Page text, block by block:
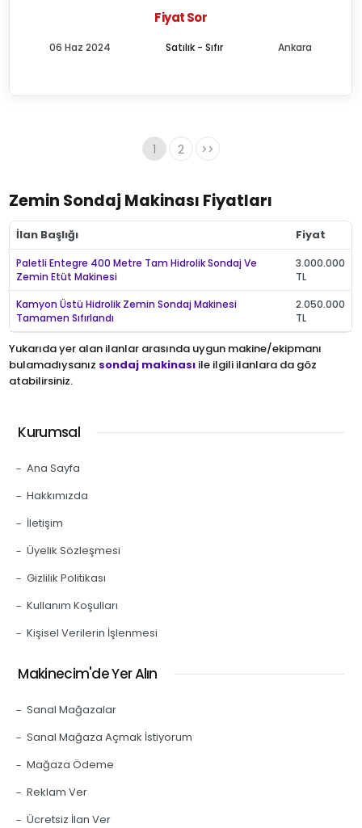
Fiyat Sor
Satılık - Sıfır
06 Haz 2024 Ankara
1 2 >>
Zemin Sondaj Makinası Fiyatları
İlan Başlığı Fiyat
Paletli Entegre 400 Metre Tam Hidrolik Sondaj Ve
Zemin Etüt Makinesi
3.000.000
TL
Kamyon Üstü Hidrolik Zemin Sondaj Makinesi
Tamamen Sıfırlandı
2.050.000
TL
Yukarıda yer alan ilanlar arasında uygun makine/ekipmanı
bulamadıysanız sondaj makinası ile ilgili ilanlara da göz
atabilirsiniz.
Kurumsal
Ana Sayfa
Hakkımızda
İletişim
Üyelik Sözleşmesi
Gizlilik Politikası
Kullanım Koşulları
Kişisel Verilerin İşlenmesi
Makinecim'de Yer Alın
Sanal Mağazalar
Sanal Mağaza Açmak İstiyorum
Mağaza Ödeme
Reklam Ver
Ücretsiz İlan Ver